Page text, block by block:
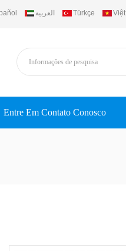
العربية Türkçe Việt
Entre Em Contato Conosco